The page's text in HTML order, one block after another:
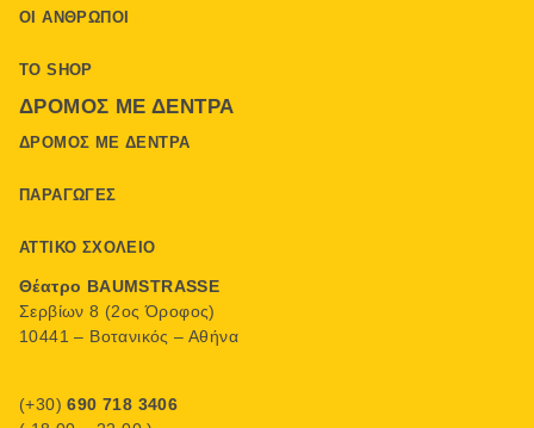
ΟΙ ΆΝΘΡΩΠΟΙ
ΤΟ SHOP
ΔΡΌΜΟΣ ΜΕ ΔΈΝΤΡΑ
ΔΡΌΜΟΣ ΜΕ ΔΈΝΤΡΑ
ΠΑΡΑΓΩΓΈΣ
ΑΤΤΙΚΌ ΣΧΟΛΕΊΟ
Θέατρο BAUMSTRASSE
Σερβίων 8 (2ος Όροφος)
10441 – Βοτανικός – Αθήνα
(+30)690 718 3406